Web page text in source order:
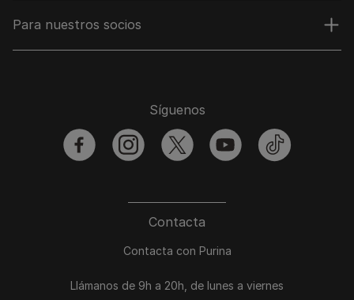
Para nuestros socios
Contacta
Contacta con Purina
Llámanos de 9h a 20h, de lunes a viernes
Síguenos
facebookinstagramtwitter youtubetiktok